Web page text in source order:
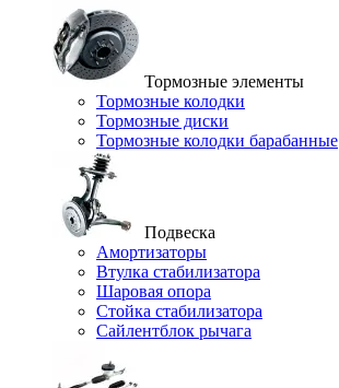
Тормозные элементы
Тормозные колодки
Тормозные диски
Тормозные колодки барабанные
Подвеска
Амортизаторы
Втулка стабилизатора
Шаровая опора
Стойка стабилизатора
Сайлентблок рычага